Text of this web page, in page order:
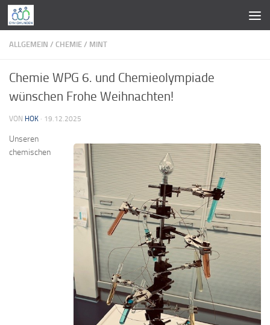
Zum Inhalt springen
ALLGEMEIN / CHEMIE / MINT
Chemie WPG 6. und Chemieolympiade
wünschen Frohe Weihnachten!
VON HOK · 19.12.2025
Unseren
chemischen